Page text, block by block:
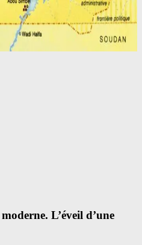
L’éveil d’une